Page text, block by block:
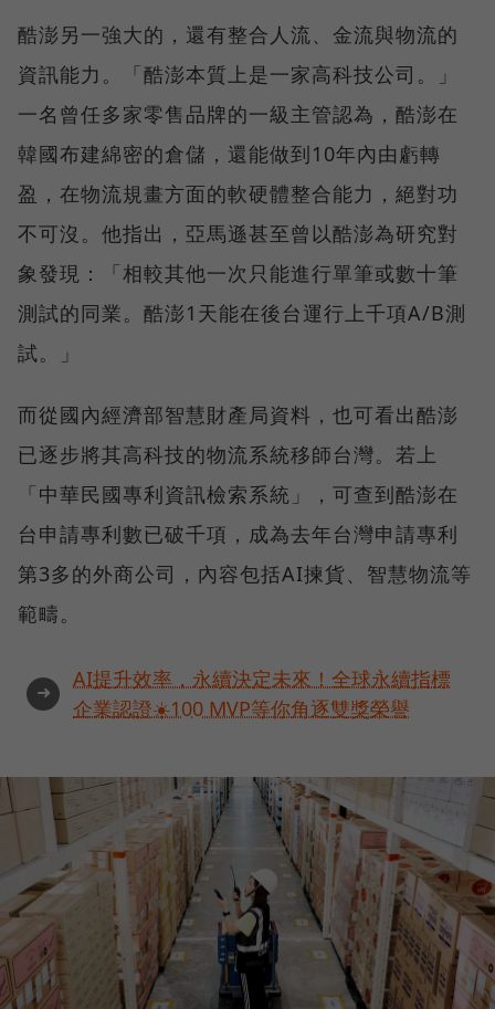
酷澎另一強大的，還有整合人流、金流與物流的
資訊能力。「酷澎本質上是一家高科技公司。」
一名曾任多家零售品牌的一級主管認為，酷澎在
韓國布建綿密的倉儲，還能做到10年內由虧轉
盈，在物流規畫方面的軟硬體整合能力，絕對功
不可沒。他指出，亞馬遜甚至曾以酷澎為研究對
象發現：「相較其他一次只能進行單筆或數十筆
測試的同業。酷澎1天能在後台運行上千項A/B測
試。」
而從國內經濟部智慧財產局資料，也可看出酷澎
已逐步將其高科技的物流系統移師台灣。若上
「中華民國專利資訊檢索系統」，可查到酷澎在
台申請專利數已破千項，成為去年台灣申請專利
第3多的外商公司，內容包括AI揀貨、智慧物流等
範疇。
➜
AI提升效率，永續決定未來！全球永續指標
企業認證☀️100 MVP等你角逐雙獎榮譽